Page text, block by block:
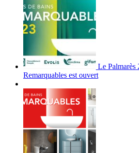
Le Palmarès
Remarquables est ouvert